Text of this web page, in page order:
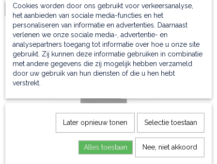
IN WINKELWAGEN
Leren creditcard houder met geldclip
✓Geldclip ✓Credit card pockets ✓Graveren kan…
Cookies worden door ons gebruikt voor verkeersanalyse,
het aanbieden van sociale media-functies en het
personaliseren van informatie en advertenties. Daarnaast
verlenen we onze sociale media-, advertentie- en
analysepartners toegang tot informatie over hoe u onze site
gebruikt. Zij kunnen deze informatie gebruiken in combinatie
met andere gegevens die zij mogelijk hebben verzameld
door uw gebruik van hun diensten of die u hen hebt
verstrekt.
Later opnieuw tonen Selectie toestaan
Alles toestaan Nee, niet akkoord